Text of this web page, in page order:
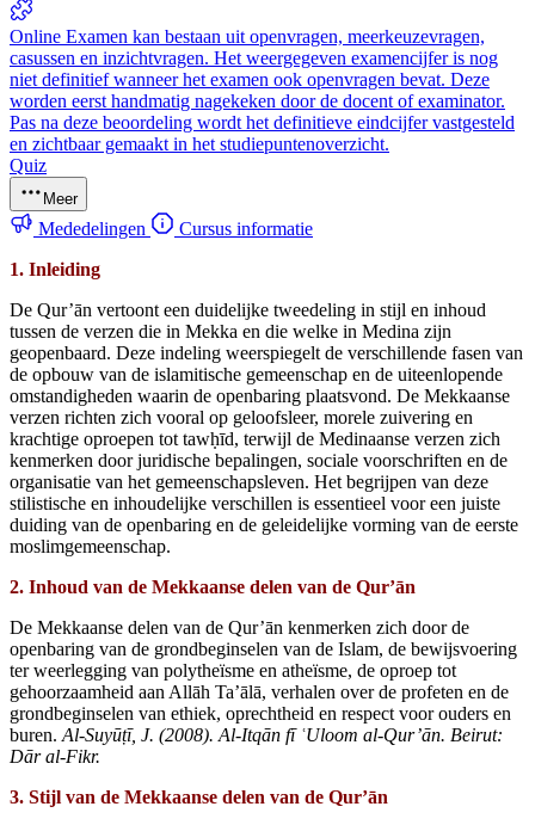
Online Examen kan bestaan uit openvragen, meerkeuzevragen,
casussen en inzichtvragen. Het weergegeven examencijfer is nog
niet definitief wanneer het examen ook openvragen bevat. Deze
worden eerst handmatig nagekeken door de docent of examinator.
Pas na deze beoordeling wordt het definitieve eindcijfer vastgesteld
en zichtbaar gemaakt in het studiepuntenoverzicht.
Quiz
Meer
Mededelingen
Cursus informatie
1. Inleiding
De Qur’ān vertoont een duidelijke tweedeling in stijl en inhoud
tussen de verzen die in Mekka en die welke in Medina zijn
geopenbaard. Deze indeling weerspiegelt de verschillende fasen van
de opbouw van de islamitische gemeenschap en de uiteenlopende
omstandigheden waarin de openbaring plaatsvond. De Mekkaanse
verzen richten zich vooral op geloofsleer, morele zuivering en
krachtige oproepen tot tawḥīd, terwijl de Medinaanse verzen zich
kenmerken door juridische bepalingen, sociale voorschriften en de
organisatie van het gemeenschapsleven. Het begrijpen van deze
stilistische en inhoudelijke verschillen is essentieel voor een juiste
duiding van de openbaring en de geleidelijke vorming van de eerste
moslimgemeenschap.
2. Inhoud van de Mekkaanse delen van de Qur’ān
De Mekkaanse delen van de Qur’ān kenmerken zich door de
openbaring van de grondbeginselen van de Islam, de bewijsvoering
ter weerlegging van polytheïsme en atheïsme, de oproep tot
gehoorzaamheid aan Allāh Ta’ālā, verhalen over de profeten en de
grondbeginselen van ethiek, oprechtheid en respect voor ouders en
buren. Al‑Suyūṭī, J. (2008). Al‑Itqān fī ʿUloom al‑Qur’ān. Beirut:
Dār al‑Fikr.
3. Stijl van de Mekkaanse delen van de Qur’ān